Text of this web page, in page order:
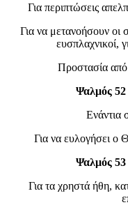
Για περιπτώσεις
Για να μετανοήσουν οι
ευσπλαχνικοί,
Προστασία
Ψαλμός
Ενάντια
Για να ευλογήσει ο
Ψαλμός
Για τα χρηστά ήθη,